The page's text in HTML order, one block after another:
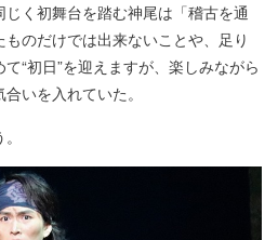
く初舞台を踏む神尾は「稽古を通
のだけでは出来ないことや、足り
“初日”を迎えますが、楽しみながら
いを入れていた。